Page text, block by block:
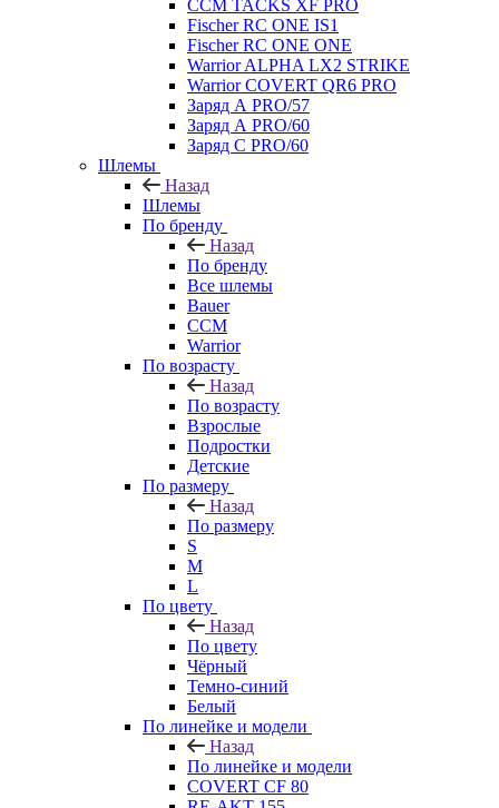
CCM TACKS XF PRO
Fischer RC ONE IS1
Fischer RC ONE ONE
Warrior ALPHA LX2 STRIKE
Warrior COVERT QR6 PRO
Заряд А PRO/57
Заряд А PRO/60
Заряд С PRO/60
Шлемы
Назад
Шлемы
По бренду
Назад
По бренду
Все шлемы
Bauer
CCM
Warrior
По возрасту
Назад
По возрасту
Взрослые
Подростки
Детские
По размеру
Назад
По размеру
S
M
L
По цвету
Назад
По цвету
Чёрный
Темно-синий
Белый
По линейке и модели
Назад
По линейке и модели
COVERT CF 80